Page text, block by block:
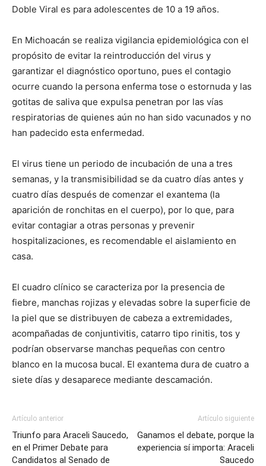
Doble Viral es para adolescentes de 10 a 19 años.
En Michoacán se realiza vigilancia epidemiológica con el
propósito de evitar la reintroducción del virus y
garantizar el diagnóstico oportuno, pues el contagio
ocurre cuando la persona enferma tose o estornuda y las
gotitas de saliva que expulsa penetran por las vías
respiratorias de quienes aún no han sido vacunados y no
han padecido esta enfermedad.
El virus tiene un periodo de incubación de una a tres
semanas, y la transmisibilidad se da cuatro días antes y
cuatro días después de comenzar el exantema (la
aparición de ronchitas en el cuerpo), por lo que, para
evitar contagiar a otras personas y prevenir
hospitalizaciones, es recomendable el aislamiento en
casa.
El cuadro clínico se caracteriza por la presencia de
fiebre, manchas rojizas y elevadas sobre la superficie de
la piel que se distribuyen de cabeza a extremidades,
acompañadas de conjuntivitis, catarro tipo rinitis, tos y
podrían observarse manchas pequeñas con centro
blanco en la mucosa bucal. El exantema dura de cuatro a
siete días y desaparece mediante descamación.
Artículo anterior
Triunfo para Araceli Saucedo,
en el Primer Debate para
Candidatos al Senado de
Artículo siguiente
Ganamos el debate, porque la
experiencia sí importa: Araceli
Saucedo